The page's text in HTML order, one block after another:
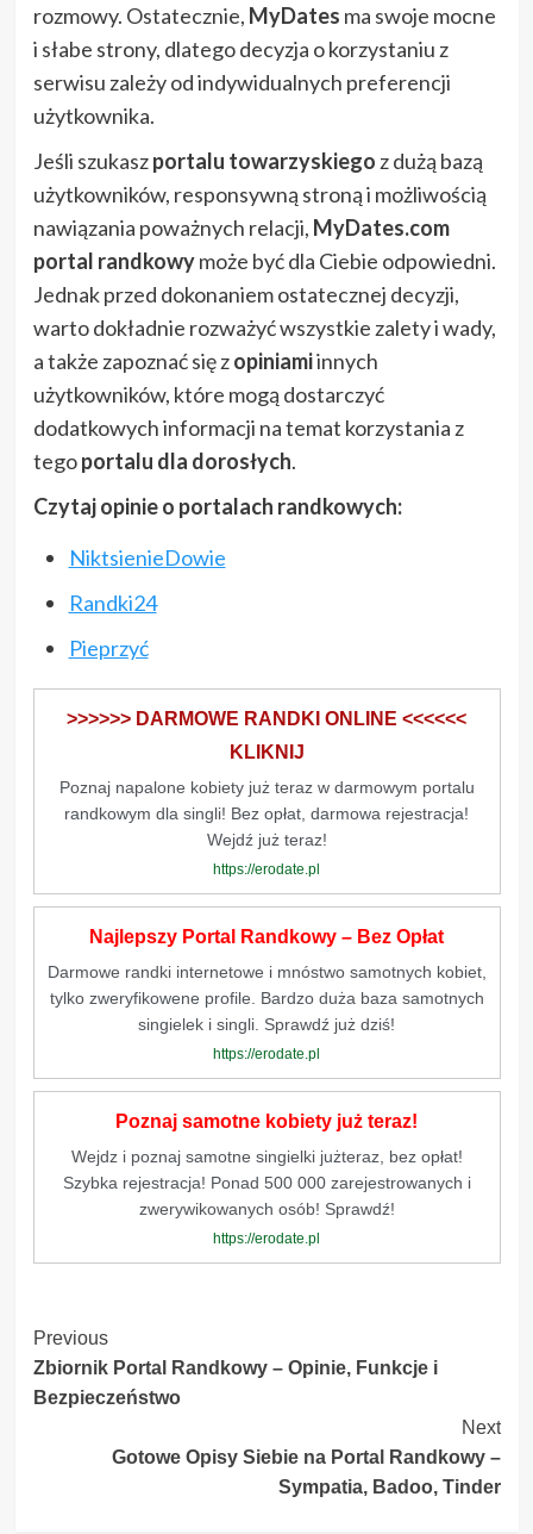
rozmowy. Ostatecznie, MyDates ma swoje mocne
i słabe strony, dlatego decyzja o korzystaniu z
serwisu zależy od indywidualnych preferencji
użytkownika.
Jeśli szukaszportalu towarzyskiego z dużą bazą
użytkowników, responsywną stroną i możliwością
nawiązania poważnych relacji, MyDates.com
portal randkowymoże być dla Ciebie odpowiedni.
Jednak przed dokonaniem ostatecznej decyzji,
warto dokładnie rozważyć wszystkie zalety i wady,
a także zapoznać się zopiniamiinnych
użytkowników, które mogą dostarczyć
dodatkowych informacji na temat korzystania z
tegoportalu dla dorosłych.
Czytaj opinie o portalach randkowych:
NiktsienieDowie
Randki24
Pieprzyć
>>>>>> DARMOWE RANDKI ONLINE <<<<<<
KLIKNIJ
Poznaj napalone kobiety już teraz w darmowym portalu
randkowym dla singli! Bez opłat, darmowa rejestracja!
Wejdź już teraz!
https://erodate.pl
Najlepszy Portal Randkowy – Bez Opłat
Darmowe randki internetowe i mnóstwo samotnych kobiet,
tylko zweryfikowene profile. Bardzo duża baza samotnych
singielek i singli. Sprawdź już dziś!
https://erodate.pl
Poznaj samotne kobiety już teraz!
Wejdz i poznaj samotne singielki jużteraz, bez opłat!
Szybka rejestracja! Ponad 500 000 zarejestrowanych i
zwerywikowanych osób! Sprawdź!
https://erodate.pl
Post
Navigation
Previous
Zbiornik Portal Randkowy – Opinie, Funkcje i
Bezpieczeństwo
Next
Gotowe Opisy Siebie na Portal Randkowy –
Sympatia, Badoo, Tinder